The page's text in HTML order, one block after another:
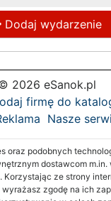
Dodaj wydarzenie
2026 eSanok.pl
firmę do
Nasze
oraz podobnych
dostawcom
Korzystając ze strony
zgodę na ich